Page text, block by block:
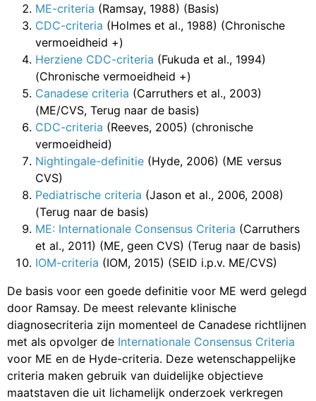
ME-criteria (Ramsay, 1988) (Basis)
CDC-criteria (Holmes et al., 1988) (Chronische
vermoeidheid +)
Herziene CDC-criteria (Fukuda et al., 1994)
(Chronische vermoeidheid +)
Canadese criteria (Carruthers et al., 2003)
(ME/CVS, Terug naar de basis)
CDC-criteria (Reeves, 2005) (chronische
vermoeidheid)
Nightingale-definitie (Hyde, 2006) (ME versus
CVS)
Pediatrische criteria (Jason et al., 2006, 2008)
(Terug naar de basis)
ME: Internationale Consensus Criteria (Carruthers
et al., 2011) (ME, geen CVS) (Terug naar de basis)
IOM-criteria (IOM, 2015) (SEID i.p.v. ME/CVS)
De basis voor een goede definitie voor ME werd gelegd
door Ramsay. De meest relevante klinische
diagnosecriteria zijn momenteel de Canadese richtlijnen
met als opvolger de Internationale Consensus Criteria
voor ME en de Hyde-criteria. Deze wetenschappelijke
criteria maken gebruik van duidelijke objectieve
maatstaven die uit lichamelijk onderzoek verkregen